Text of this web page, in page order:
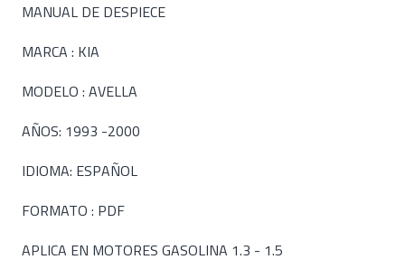
MANUAL DE DESPIECE
MARCA : KIA
MODELO : AVELLA
AÑOS: 1993 -2000
IDIOMA: ESPAÑOL
FORMATO : PDF
APLICA EN MOTORES GASOLINA 1.3 - 1.5